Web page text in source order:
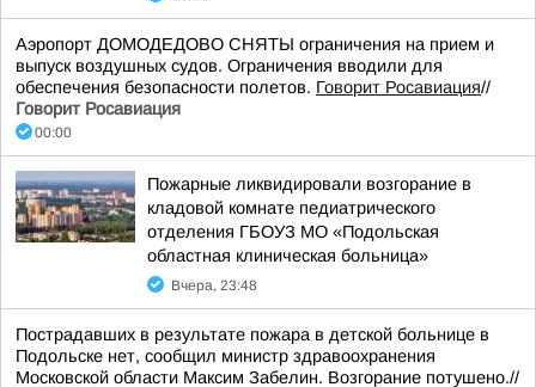
Аэропорт ДОМОДЕДОВО СНЯТЫ ограничения на прием и
выпуск воздушных судов. Ограничения вводили для
обеспечения безопасности полетов. Говорит Росавиация//
Говорит Росавиация
00:00
Пожарные ликвидировали возгорание в
кладовой комнате педиатрического
отделения ГБОУЗ МО «Подольская
областная клиническая больница»
Вчера, 23:48
Пострадавших в результате пожара в детской больнице в
Подольске нет, сообщил министр здравоохранения
Московской области Максим Забелин. Возгорание потушено.//